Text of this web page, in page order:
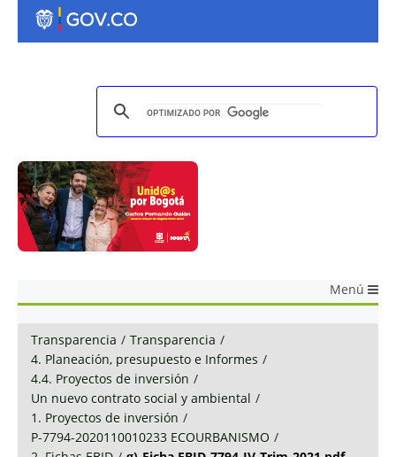
Menú
Transparencia / Transparencia /
4. Planeación, presupuesto e Informes /
4.4. Proyectos de inversión /
Un nuevo contrato social y ambiental /
1. Proyectos de inversión /
P-7794-2020110010233 ECOURBANISMO /